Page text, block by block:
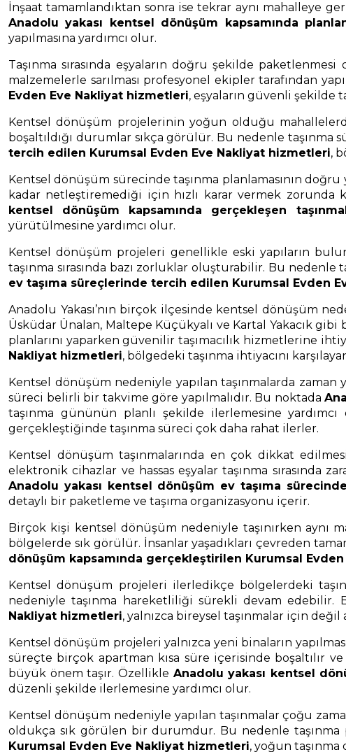
İnşaat tamamlandıktan sonra ise tekrar aynı mahalleye
Anadolu yakası kentsel dönüşüm kapsamında
yapılmasına yardımcı olur.
Taşınma sırasında eşyaların doğru şekilde
malzemelerle sarılması profesyonel ekipler tarafından
Evden Eve Nakliyat hizmetleri, eşyaların güvenli şekilde
Kentsel dönüşüm projelerinin yoğun olduğu
boşaltıldığı durumlar sıkça görülür. Bu nedenle
tercih edilen Kurumsal Evden Eve Nakliyat hizmetleri,
Kentsel dönüşüm sürecinde taşınma planlamasının
kadar netleştiremediği için hızlı karar vermek zorunda
kentsel dönüşüm kapsamında gerçekleşen
yürütülmesine yardımcı olur.
Kentsel dönüşüm projeleri genellikle eski yapıların
taşınma sırasında bazı zorluklar oluşturabilir. Bu
ev taşıma süreçlerinde tercih edilen Kurumsal Evden
Anadolu Yakası’nın birçok ilçesinde kentsel dönüşüm
Üsküdar Ünalan, Maltepe Küçükyalı ve Kartal Yakacık
planlarını yaparken güvenilir taşımacılık hizmetlerine
Nakliyat hizmetleri, bölgedeki taşınma ihtiyacını
Kentsel dönüşüm nedeniyle yapılan taşınmalarda
süreci belirli bir takvime göre yapılmalıdır. Bu noktada
taşınma gününün planlı şekilde ilerlemesine
gerçekleştiğinde taşınma süreci çok daha rahat ilerler.
Kentsel dönüşüm taşınmalarında en çok dikkat
elektronik cihazlar ve hassas eşyalar taşınma
Anadolu yakası kentsel dönüşüm ev taşıma
detaylı bir paketleme ve taşıma organizasyonu içerir.
Birçok kişi kentsel dönüşüm nedeniyle taşınırken
bölgelerde sık görülür. İnsanlar yaşadıkları çevreden
dönüşüm kapsamında gerçekleştirilen Kurumsal
Kentsel dönüşüm projeleri ilerledikçe bölgelerdeki
nedeniyle taşınma hareketliliği sürekli devam edebilir.
Nakliyat hizmetleri, yalnızca bireysel taşınmalar için
Kentsel dönüşüm projeleri yalnızca yeni binaların
süreçte birçok apartman kısa süre içerisinde boşaltılır
büyük önem taşır. Özellikle Anadolu yakası kentsel
düzenli şekilde ilerlemesine yardımcı olur.
Kentsel dönüşüm nedeniyle yapılan taşınmalar çoğu
oldukça sık görülen bir durumdur. Bu nedenle taşınma
Kurumsal Evden Eve Nakliyat hizmetleri, yoğun